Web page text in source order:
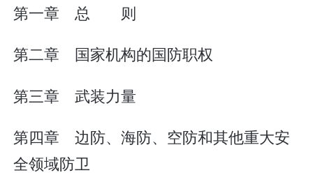
第一章 总 则
第二章 国家机构的国防职权
第三章 武装力量
第四章 边防、海防、空防和其他重大安
全领域防卫